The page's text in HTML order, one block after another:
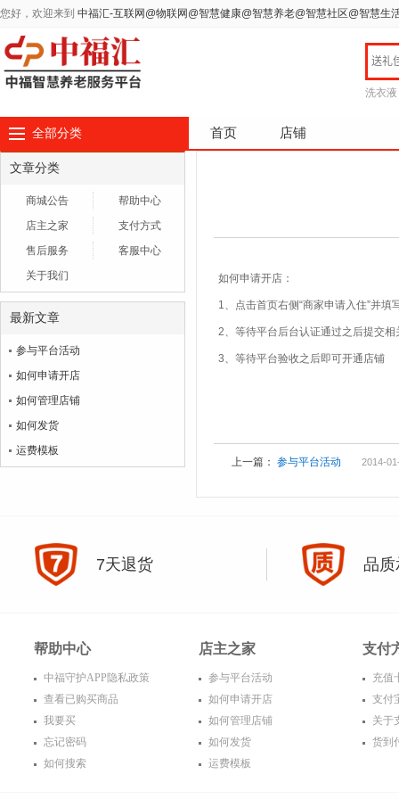
您好，欢迎来到 中福汇-互联网@物联网@智慧健康@智慧养老@智慧社区@智慧生
洗衣液
全部分类 首页 店铺
文章分类
商城公告
帮助中心
店主之家
支付方式
售后服务
客服中心
关于我们
最新文章
参与平台活动
如何申请开店
如何管理店铺
如何发货
运费模板
如何申请开店：
1、点击首页右侧“商家申请入住”并填
2、等待平台后台认证通过之后提交
3、等待平台验收之后即可开通店铺
上一篇： 参与平台活动 2014-
7天退货 品
帮助中心
中福守护APP隐私政策
查看已购买商品
我要买
忘记密码
如何搜索
店主之家
参与平台活动
如何申请开店
如何管理店铺
如何发货
运费模板
支付
充值
支付
关于
货到